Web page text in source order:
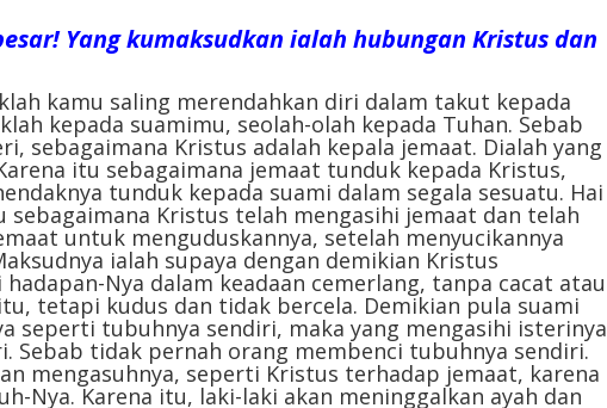
Yang kumaksudkan ialah hubungan Kristus dan
kamu saling merendahkan diri dalam takut kepada
kepada suamimu, seolah-olah kepada Tuhan. Sebab
sebagaimana Kristus adalah kepala jemaat. Dialah yang
itu sebagaimana jemaat tunduk kepada Kristus,
tunduk kepada suami dalam segala sesuatu. Hai
sebagaimana Kristus telah mengasihi jemaat dan telah
untuk menguduskannya, setelah menyucikannya
ialah supaya dengan demikian Kristus
Nya dalam keadaan cemerlang, tanpa cacat atau
tetapi kudus dan tidak bercela. Demikian pula suami
seperti tubuhnya sendiri, maka yang mengasihi isterinya
Sebab tidak pernah orang membenci tubuhnya sendiri.
mengasuhnya, seperti Kristus terhadap jemaat, karena
Nya. Karena itu, laki-laki akan meninggalkan ayah dan